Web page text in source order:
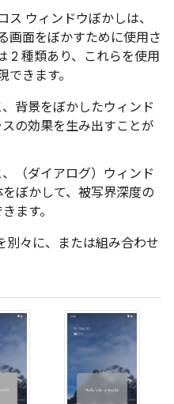
ウィンドウぼかしは、
画面をぼかすために使用さ
2 種類あり、これらを使用
きます。
背景をぼかしたウィンド
の効果を生み出すことが
（ダイアログ）ウィンド
ぼかして、被写界深度の
ます。
別々に、または組み合わせ